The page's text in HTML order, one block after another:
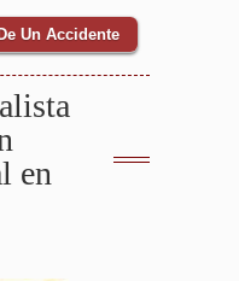
Un Accidente
en